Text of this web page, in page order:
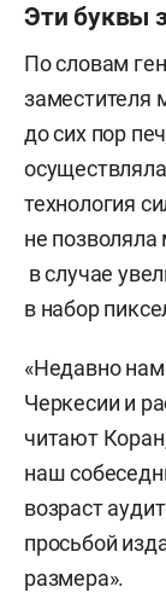
Эти буквы
По словам
заместителя
до сих пор
технология
не
в случае
в набор
«Недавно
Черкесии и
читают
наш
возраст
просьбой
размера».